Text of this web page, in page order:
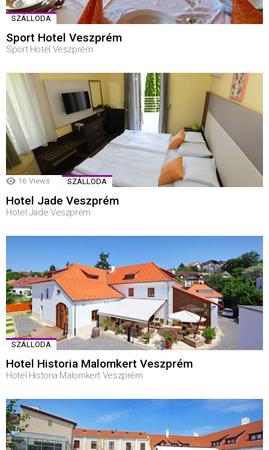
SZÁLLODA
Sport Hotel Veszprém
Sport Hotel Veszprém
16 Views SZÁLLODA
Hotel Jade Veszprém
Hotel Jade Veszprém
SZÁLLODA
Hotel Historia Malomkert Veszprém
Hotel Historia Malomkert Veszprém